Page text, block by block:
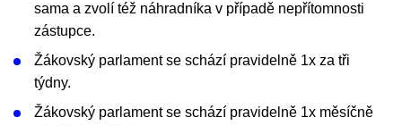
sama a zvolí též náhradníka v případě nepřítomnosti
zástupce.
Žákovský parlament se schází pravidelně 1x za tři
týdny.
Žákovský parlament se schází pravidelně 1x měsíčně